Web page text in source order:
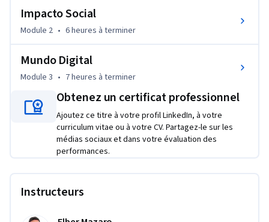
Ao final deste curso, você:
- Conhecerá os conceitos principais dos temas
Este curso é composto por quatro módulos, disponibilizados
em semanas de aprendizagem. Cada módulo é composto por
vídeos, leituras e testes de verificação de aprendizagem. Ao
final de cada módulo, temos uma avaliação de verificação dos
conhecimentos.
aqui apresentados.
Impacto Social
Module 2 • 6 heures à terminer
Mundo Digital
Module 3 • 7 heures à terminer
Obtenez un certificat professionnel
Ajoutez ce titre à votre profil LinkedIn, à votre
curriculum vitae ou à votre CV. Partagez-le sur les
médias sociaux et dans votre évaluation des
performances.
Instructeurs